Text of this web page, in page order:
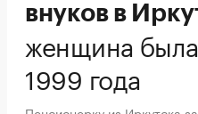
внуков в
женщина
1999 года